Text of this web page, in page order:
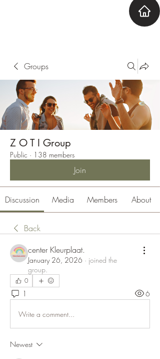
Groups
Z O T I Group
Public · 138 members
Join
Discussion Media Members About
Back
center Kleurplaat.
January 26, 2026 · joined the
group.
0
1 6
Write a comment...
Newest